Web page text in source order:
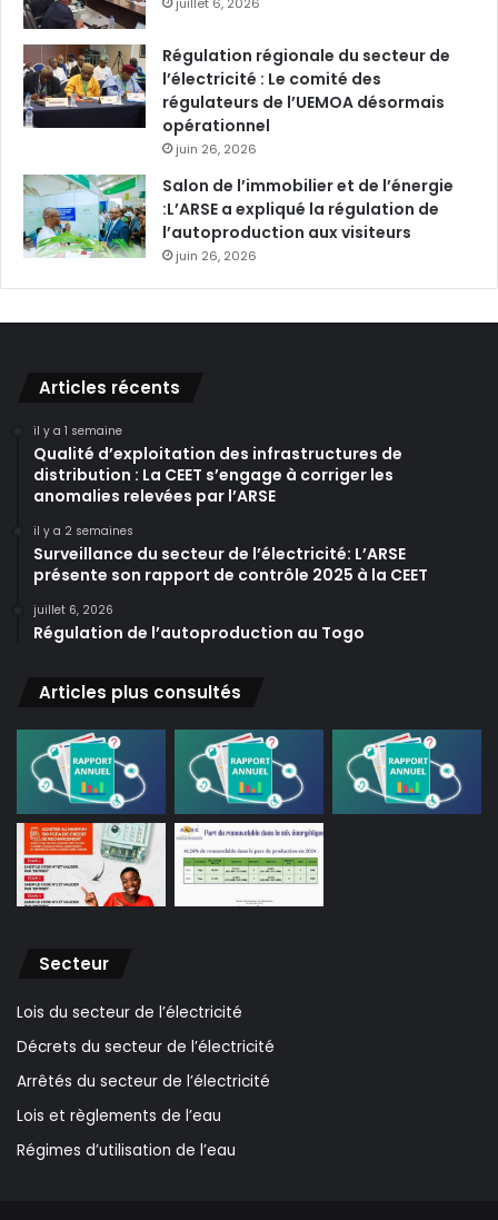
Régulation régionale du secteur de
l’électricité : Le comité des
régulateurs de l’UEMOA désormais
opérationnel
juin 26, 2026
Salon de l’immobilier et de l’énergie
:L’ARSE a expliqué la régulation de
l’autoproduction aux visiteurs
juin 26, 2026
Articles récents
il y a 1 semaine
Qualité d’exploitation des infrastructures de
distribution : La CEET s’engage à corriger les
anomalies relevées par l’ARSE
il y a 2 semaines
Surveillance du secteur de l’électricité: L’ARSE
présente son rapport de contrôle 2025 à la CEET
juillet 6, 2026
Régulation de l’autoproduction au Togo
Articles plus consultés
Secteur
Lois du secteur de l’électricité
Décrets du secteur de l’électricité
Arrêtés du secteur de l’électricité
Lois et règlements de l’eau
Régimes d’utilisation de l’eau